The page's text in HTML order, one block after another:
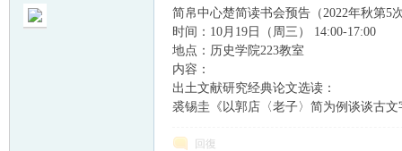
简帛中心楚简读书会预告（2022年秋第5
时间：10月19日（周三） 14:00-17:00
地点：历史学院223教室
内容：
出土文献研究经典论文选读：
裘锡圭《以郭店〈老子〉简为例谈谈古
回復